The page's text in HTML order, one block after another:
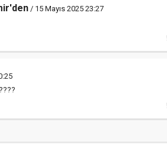
/ 15 Mayıs 2025 23:27